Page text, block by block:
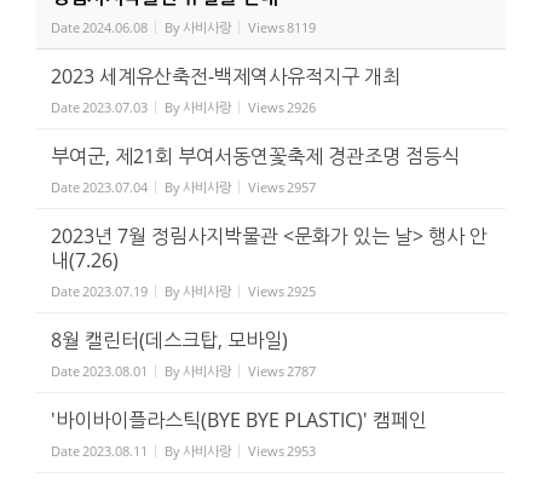
Date 2024.06.08 By사비사랑 Views8119
2023 세계유산축전-백제역사유적지구 개최
Date 2023.07.03 By사비사랑 Views 2926
부여군, 제21회 부여서동연꽃축제 경관조명 점등식
Date 2023.07.04 By사비사랑 Views 2957
2023년 7월 정림사지박물관 <문화가 있는 날> 행사 안
내(7.26)
Date 2023.07.19 By사비사랑 Views 2925
8월 캘린터(데스크탑, 모바일)
Date 2023.08.01 By사비사랑 Views 2787
'바이바이플라스틱(BYE BYE PLASTIC)' 캠페인
Date 2023.08.11 By사비사랑 Views 2953